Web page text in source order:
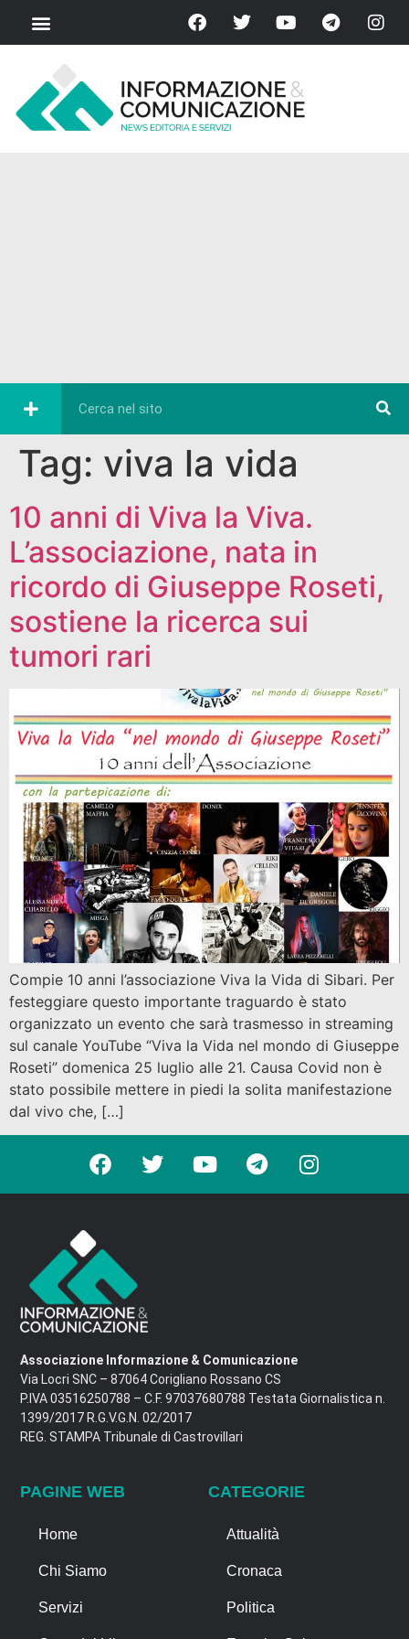
Tag: viva la vida
10 anni di Viva la Viva.
L’associazione, nata in
ricordo di Giuseppe Roseti,
sostiene la ricerca sui
tumori rari
Compie 10 anni l’associazione Viva la Vida di Sibari. Per
festeggiare questo importante traguardo è stato
organizzato un evento che sarà trasmesso in streaming
sul canale YouTube “Viva la Vida nel mondo di Giuseppe
Roseti” domenica 25 luglio alle 21. Causa Covid non è
stato possibile mettere in piedi la solita manifestazione
dal vivo che, […]
Associazione Informazione & Comunicazione
Via Locri SNC – 87064 Corigliano Rossano CS
P.IVA 03516250788 – C.F. 97037680788 Testata Giornalistica n.
1399/2017 R.G.V.G.N. 02/2017
REG. STAMPA Tribunale di Castrovillari
PAGINE WEB
Home
Chi Siamo
Servizi
CATEGORIE
Attualità
Cronaca
Politica